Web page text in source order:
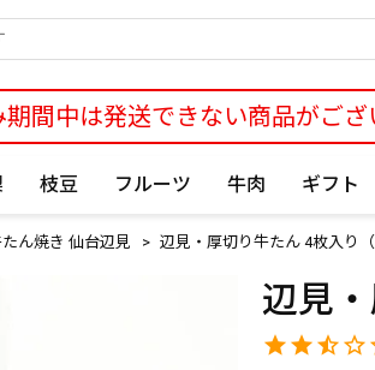
期間中は発送できない商品がご
枝豆 フルーツ 牛肉 ギフト
ん焼き 仙台辺見 辺見・厚切り牛たん 4枚入り（
辺見